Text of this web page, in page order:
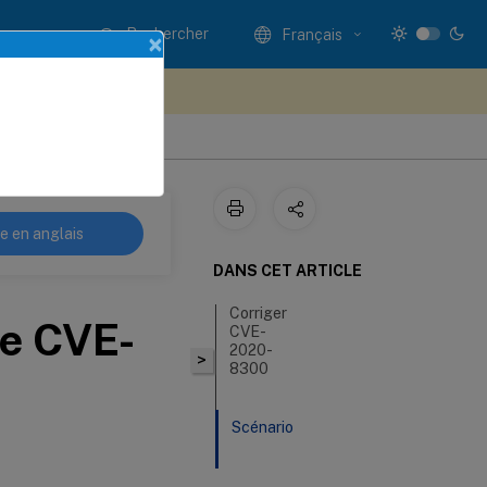
Rechercher Français
en anglais
CVE-
>
DANS CET ARTICLE
Corriger
CVE-
2020-
8300
Scénario
×